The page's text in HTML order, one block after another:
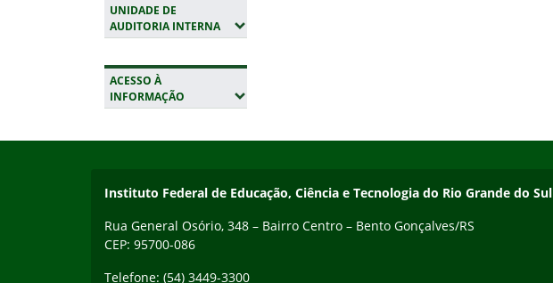
UNIDADE DE
AUDITORIA INTERNA(EXPANDIR SUBMENUS)
ACESSO À
INFORMAÇÃO (EXPANDIR SUBMENUS)
Contato
Instituto Federal de Educação, Ciência e Tecnologia do Rio Grande do Sul
Rua General Osório, 348 – Bairro Centro – Bento Gonçalves/RS
CEP: 95700-086
Telefone: (54) 3449-3300